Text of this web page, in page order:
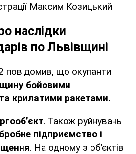
Максим Козицький.
наслідки
по Львівщині
повідомив, що окупанти
бойовими
крилатими ракетами.
. Також руйнувань
підприємство і
. На одному з обʼєктів